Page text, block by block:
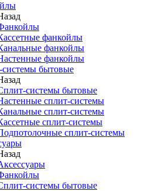
фанкойлы
фанкойлы
фанкойлы
бытовые
системы бытовые
сплит-системы
сплит-системы
сплит-системы
сплит-системы
системы бытовые